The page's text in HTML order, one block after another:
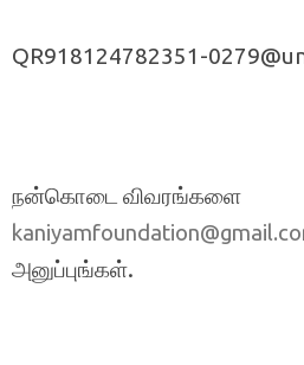
QR918124782351-
நன்கொடை விவரங்களை
அனுப்புங்கள்.